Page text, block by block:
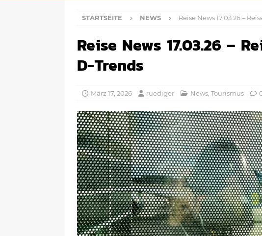
[ Juli 23, 2026 ] Reise News 23.07.26 –
[ Juli 21, 2026 ] Reise News 21.07.26 –
Reise News 04.08.26
STARTSEITE NEWS Reise News 17.03.26 –
Reise News 17.03.26 –
D-Trends
März 17, 2026 ruediger News Tourismus